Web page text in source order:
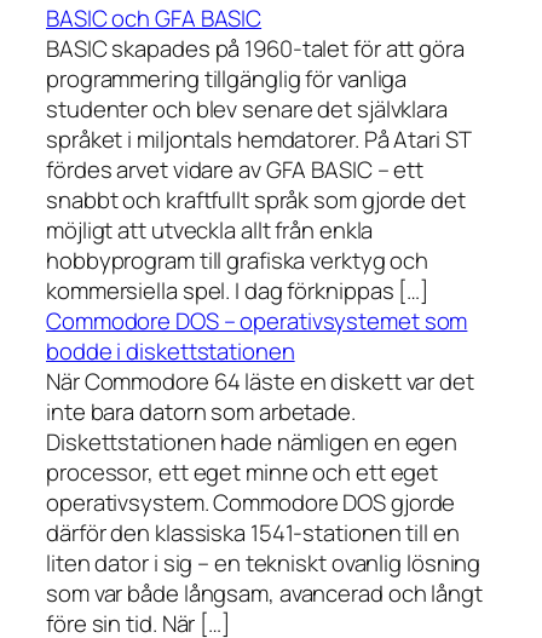
BASIC och GFA BASIC
BASIC skapades på 1960-talet för att göra
programmering tillgänglig för vanliga
studenter och blev senare det självklara
språket i miljontals hemdatorer. På Atari ST
fördes arvet vidare av GFA BASIC – ett
snabbt och kraftfullt språk som gjorde det
möjligt att utveckla allt från enkla
hobbyprogram till grafiska verktyg och
kommersiella spel. I dag förknippas […]
Commodore DOS – operativsystemet som
bodde i diskettstationen
När Commodore 64 läste en diskett var det
inte bara datorn som arbetade.
Diskettstationen hade nämligen en egen
processor, ett eget minne och ett eget
operativsystem. Commodore DOS gjorde
därför den klassiska 1541-stationen till en
liten dator i sig – en tekniskt ovanlig lösning
som var både långsam, avancerad och långt
före sin tid. När […]